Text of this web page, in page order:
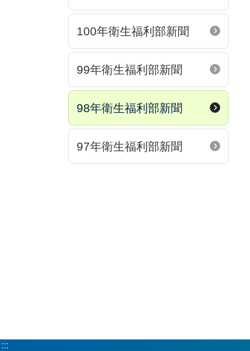
100年衛生福利部新聞
99年衛生福利部新聞
98年衛生福利部新聞
97年衛生福利部新聞
:::
:::